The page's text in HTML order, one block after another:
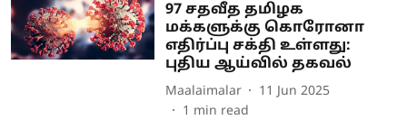
97 சதவீத தமிழக
மக்களுக்கு கொரோனா
எதிர்ப்பு சக்தி உள்ளது:
புதிய ஆய்வில் தகவல்
Maalaimalar
11 Jun 2025
1 min read